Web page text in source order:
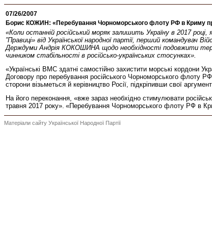
07/26/2007
Борис КОЖИН: «Перебування Чорноморського флоту РФ в Криму
«Коли останній російський моряк залишить Україну в 2017
”Правиці» від Української народної партії, перший
Держдуми Андрія КОКОШИНА щодо необхідності подовжити
чинником стабільності в російсько-українських стосунках».
«Українські ВМС здатні самостійно захистити морські кордони
Договору про перебування російського Чорноморського флоту
сторони візьметься й керівництво Росії, підкріпивши свої
На його переконання, «вже зараз необхідно стимулювати
травня 2017 року». «Перебування Чорноморського флоту РФ в
Матеріали сайту Української Народної Партії